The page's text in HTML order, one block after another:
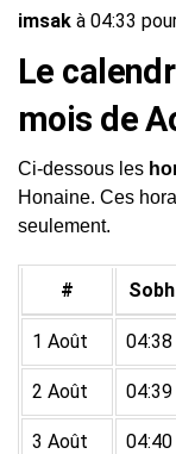
imsak à 04:33
Le
mois de
Ci-dessous les
Honaine. Ces
seulement.
# Sobh
1 Août 04:38
2 Août 04:39
3 Août 04:40